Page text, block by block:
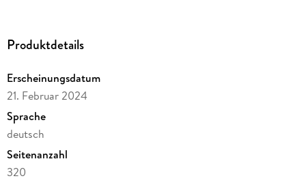
Produktdetails
Erscheinungsdatum
21. Februar 2024
Sprache
deutsch
Seitenanzahl
320